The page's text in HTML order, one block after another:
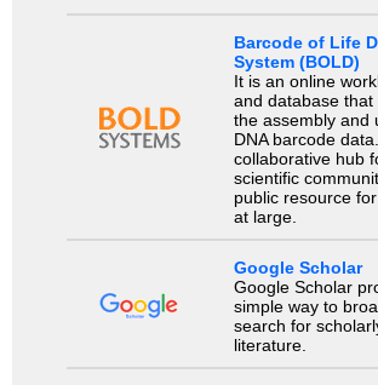
Barcode of Life
System (BOLD)
It is an online
and database that
the assembly and
DNA barcode
collaborative hub
scientific
public resource
at large.
Google Scholar
Google Scholar
simple way to
search for
literature.